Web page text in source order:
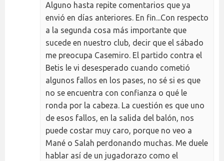
Alguno hasta repite comentarios que ya
envió en días anteriores. En fin...Con respecto
a la segunda cosa más importante que
sucede en nuestro club, decir que el sábado
me preocupa Casemiro. El partido contra el
Betis le vi desesperado cuando cometió
algunos fallos en los pases, no sé si es que
no se encuentra con confianza o qué le
ronda por la cabeza. La cuestión es que uno
de esos fallos, en la salida del balón, nos
puede costar muy caro, porque no veo a
Mané o Salah perdonando muchas. Me duele
hablar así de un jugadorazo como el